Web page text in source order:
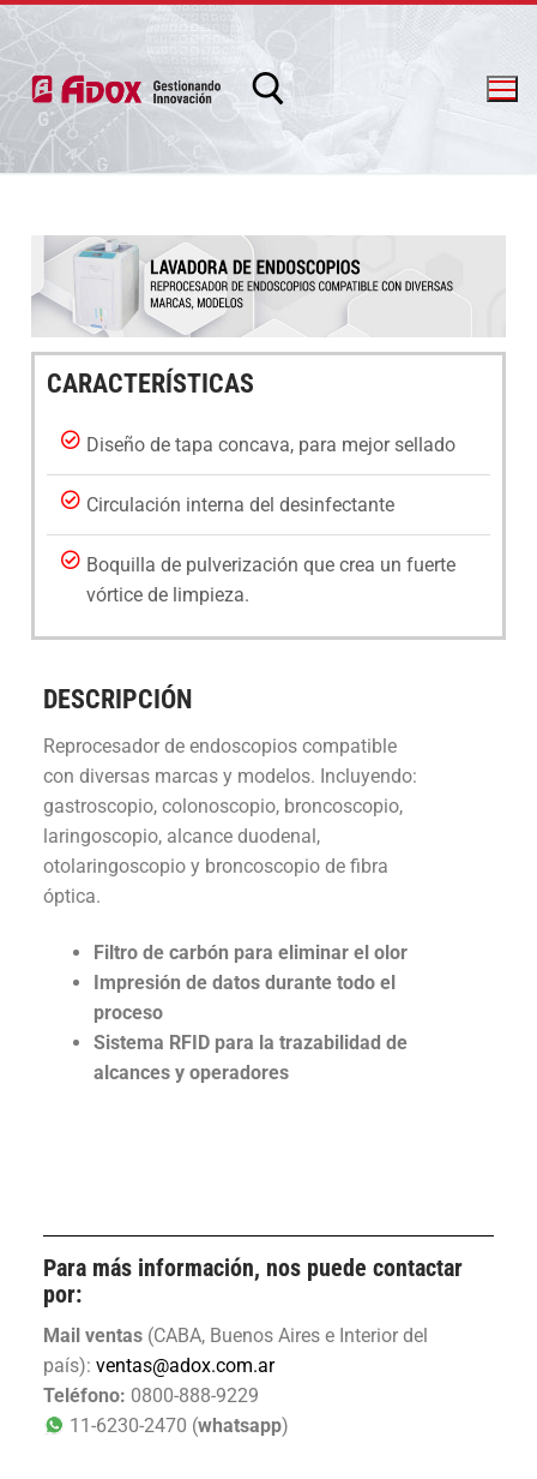
info@adox.com.ar whatsapp: 54 9 11 6230 2470
PRODUCTOS Y SERVICIOS
INSUMOS
Higiene de manos y piel
Desinfección
Detergentes
Control de Biofilm
Accesorios
EQUIPAMIENTOS
Equipos para Control de infecciones
Máquinas de anestesia y Bombas de infusión
Seguridad
Agroindustriales
SISTEMAS
Accesibilidad, alerta, control, medición y
monitoreo
Software
SERVICIOS
Mapeo Térmico ::: NUEVO :::
Alquiler de máquinas de anestesia
DESARROLLOS
Videos institucionales
Videos de productos
Webinars
Tutoriales
Noticias de interés
Compromiso Social
Prensa
Quiénes Somos
Responsabilidad Social Empresaria
Premios
CONTACTO
Contact us
CARACTERÍSTICAS
Diseño de tapa concava, para mejor sellado
Circulación interna del desinfectante
Boquilla de pulverización que crea un fuerte
vórtice de limpieza.
DESCRIPCIÓN
Reprocesador de endoscopios compatible
con diversas marcas y modelos. Incluyendo:
gastroscopio, colonoscopio, broncoscopio,
laringoscopio, alcance duodenal,
otolaringoscopio y broncoscopio de fibra
óptica.
Filtro de carbón para eliminar el olor
Impresión de datos durante todo el
proceso
Sistema RFID para la trazabilidad de
alcances y operadores
Para más información, nos puede contactar
por:
Mail ventas (CABA, Buenos Aires e Interior del
país): ventas@adox.com.ar
Teléfono: 0800-888-9229
11-6230-2470 (whatsapp)